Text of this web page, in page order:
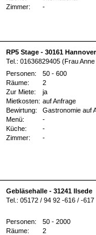
Zimmer:
-
RP5 Stage - 30161 Hannover
Tel.: 01636829405 (Frau
Personen:
50 - 600
Räume:
2
Zur Miete:
ja
Mietkosten: auf Anfrage
Bewirtung:
Gastronomie auf
Menü:
-
Küche:
-
Zimmer:
-
Gebläsehalle - 31241 Ilsede
Tel.: 05172 / 94 92 -616 / -
Personen:
50 - 2000
Räume:
2